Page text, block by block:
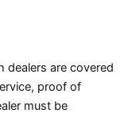
dealers are covered
proof of
must be